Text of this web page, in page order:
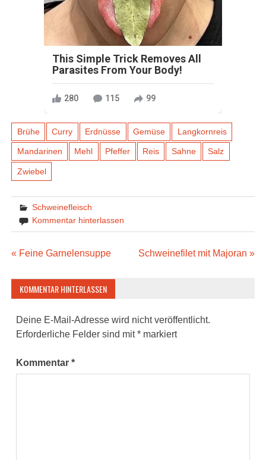
This Simple Trick Removes All
Parasites From Your Body!
280 115 99
Brühe Curry Erdnüsse Gemüse Langkornreis
Mandarinen Mehl Pfeffer Reis Sahne Salz
Zwiebel
Schweinefleisch
Kommentar hinterlassen
Beitragsnavigation
« Feine Garnelensuppe Schweinefilet mit Majoran »
KOMMENTAR HINTERLASSEN
Deine E-Mail-Adresse wird nicht veröffentlicht.
Erforderliche Felder sind mit* markiert
Kommentar*